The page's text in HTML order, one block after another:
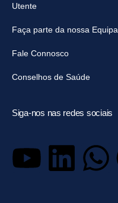
Utente
Faça parte da nossa Equipa
Fale Connosco
Conselhos de Saúde
Siga-nos nas redes sociais